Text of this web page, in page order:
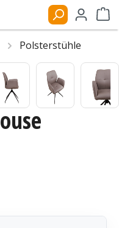
Polsterstühle